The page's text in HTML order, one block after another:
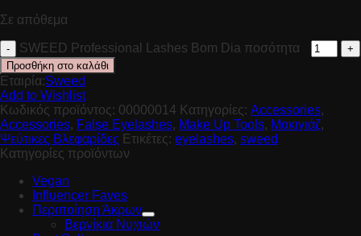
Σε απόθεμα
SWEED Professional Lashes Bom Dia ποσότητα
Προσθήκη στο καλάθι
Εταιρία:Sweed
Add to Wishlist
Κωδικός προϊόντος: 00000014 Κατηγορίες: Accessories,
Accessories, False Eyelashes, Make Up Tools, Μακιγιάζ,
Ψεύτικες Βλεφαρίδες Ετικέτες: eyelashes, sweed
Κατηγορίες προϊόντων
Vegan
Influencer Faves
Περιποίηση Άκρων
Βερνίκια Νυχιών